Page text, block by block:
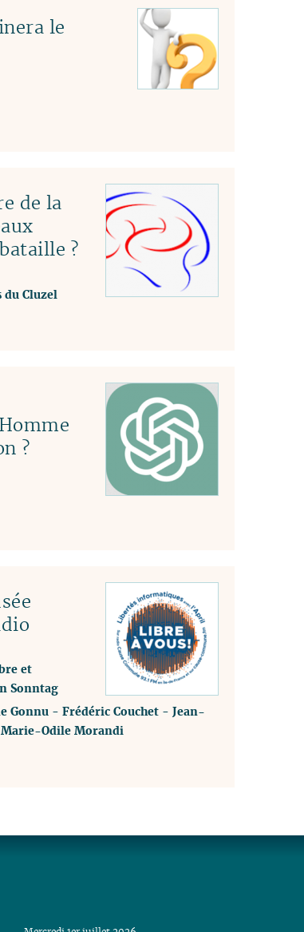
le
de la
?
du Cluzel
?
et
Sonntag
Gonnu- Frédéric Couchet- Jean-
Marie-Odile Morandi